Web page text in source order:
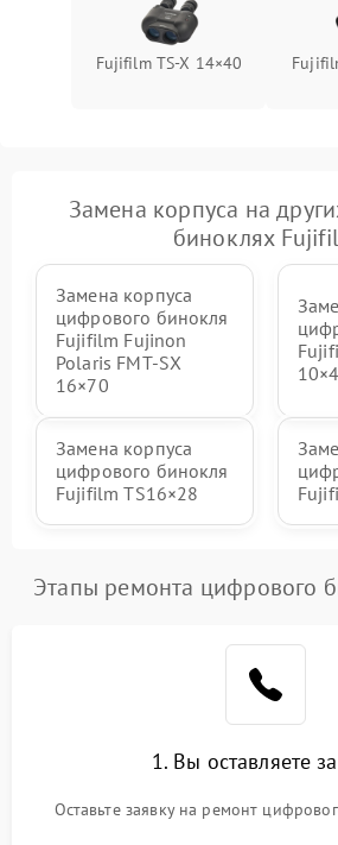
Fujifilm TS‑X 14×40
Замена корпуса на
биноклях
Замена корпуса
цифрового бинокля
Fujifilm Fujinon
Polaris FMT‑SX
16×70
Замена корпуса
цифрового бинокля
Fujifilm TS16×28
Этапы ремонта цифрового
1. Вы оставляете
Оставьте заявку на ремонт